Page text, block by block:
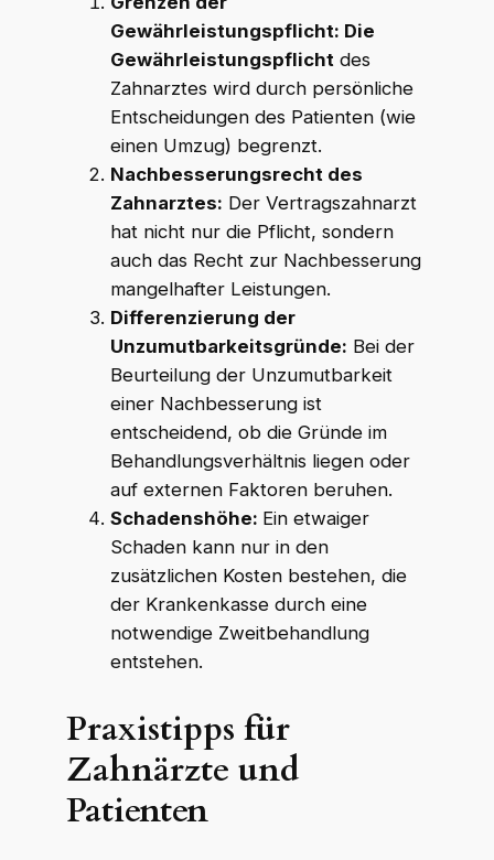
Gewährleistungspflicht: Die
Gewährleistungspflicht des
Zahnarztes wird durch persönliche
Entscheidungen des Patienten (wie
einen Umzug) begrenzt.
Nachbesserungsrecht des
Zahnarztes: Der Vertragszahnarzt
hat nicht nur die Pflicht, sondern
auch das Recht zur Nachbesserung
mangelhafter Leistungen.
Differenzierung der
Unzumutbarkeitsgründe: Bei der
Beurteilung der Unzumutbarkeit
einer Nachbesserung ist
entscheidend, ob die Gründe im
Behandlungsverhältnis liegen oder
auf externen Faktoren beruhen.
Schadenshöhe: Ein etwaiger
Schaden kann nur in den
zusätzlichen Kosten bestehen, die
der Krankenkasse durch eine
notwendige Zweitbehandlung
entstehen.
Praxistipps für
Zahnärzte und
Patienten